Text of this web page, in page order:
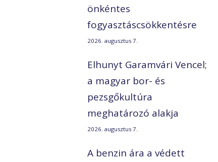
önkéntes
fogyasztáscsökkentésre
2026. augusztus 7.
Elhunyt Garamvári Vencel;
a magyar bor- és
pezsgőkultúra
meghatározó alakja
2026. augusztus 7.
A benzin ára a védett